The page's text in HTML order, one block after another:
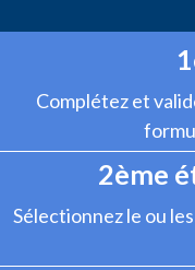
Complétez et
2ème
Sélectionnez le ou